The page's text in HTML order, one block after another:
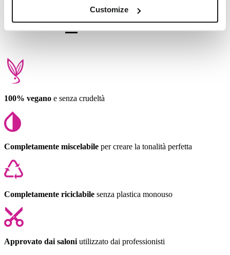
Customize
1 2 3 4 5 6
100% vegano e senza crudeltà
Completamente miscelabile per creare la tonalità perfetta
Completamente riciclabile senza plastica monouso
Approvato dai saloni utilizzato dai professionisti